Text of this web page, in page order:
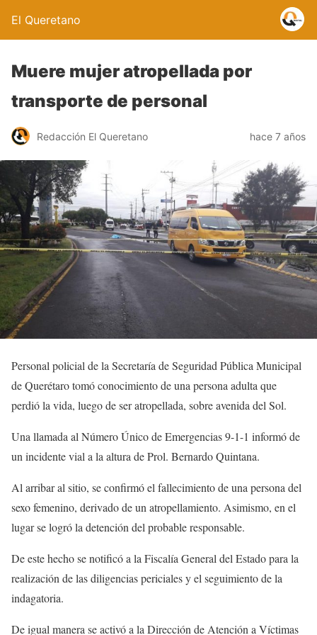
El Queretano
Muere mujer atropellada por
transporte de personal
Redacción El Queretano hace 7 años
Personal policial de la Secretaría de Seguridad Pública Municipal
de Querétaro tomó conocimiento de una persona adulta que
perdió la vida, luego de ser atropellada, sobre avenida del Sol.
Una llamada al Número Único de Emergencias 9-1-1 informó de
un incidente vial a la altura de Prol. Bernardo Quintana.
Al arribar al sitio, se confirmó el fallecimiento de una persona del
sexo femenino, derivado de un atropellamiento. Asimismo, en el
lugar se logró la detención del probable responsable.
De este hecho se notificó a la Fiscalía General del Estado para la
realización de las diligencias periciales y el seguimiento de la
indagatoria.
De igual manera se activó a la Dirección de Atención a Víctimas